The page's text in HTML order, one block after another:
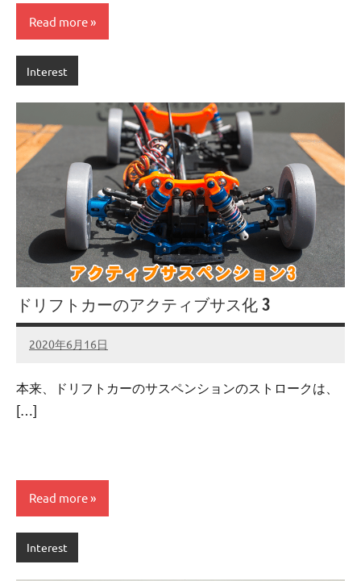
Read more
Interest
ドリフトカーのアクティブサス化 3
2020年6月16日
admin
No
本来、ドリフトカーのサスペンションのストロークは、
[…]
Read more
Interest